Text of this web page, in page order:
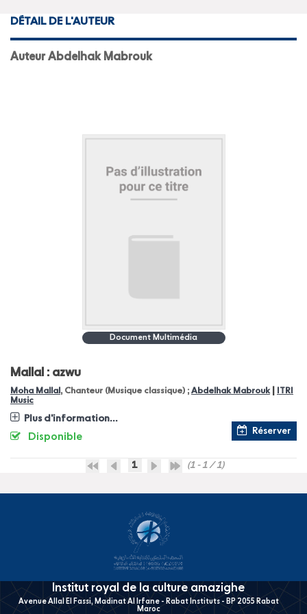
DÉTAIL DE L'AUTEUR
Auteur Abdelhak Mabrouk
Document Multimédia
Mallal : azwu
Moha Mallal , Chanteur (Musique classique) ; Abdelhak Mabrouk
ITRI
Music
Plus d'information...
Réserver
Disponible
1 (1 - 1 / 1)
Institut royal de la culture amazighe
Avenue Allal El Fassi, Madinat Al Irfane - Rabat Instituts - BP 2055 Rabat
Maroc